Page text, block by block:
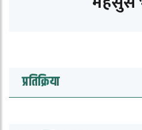
प्रतिक्रिया